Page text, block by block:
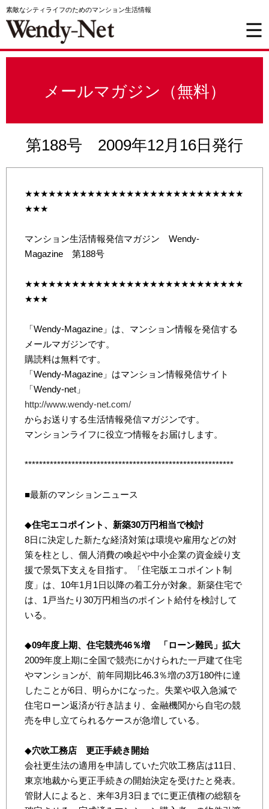
素敵なシティライフのためのマンション生活情報
メールマガジン（無料）
第188号 2009年12月16日発行
★★★★★★★★★★★★★★★★★★★★★★★★★★★★
★★★
マンション生活情報発信マガジン Wendy-
Magazine 第188号
★★★★★★★★★★★★★★★★★★★★★★★★★★★★
★★★
「Wendy-Magazine」は、マンション情報を発信する
メールマガジンです。
購読料は無料です。
「Wendy-Magazine」はマンション情報発信サイト
「Wendy-net」
http://www.wendy-net.com/
からお送りする生活情報発信マガジンです。
マンションライフに役立つ情報をお届けします。
**********************************************************
■最新のマンションニュース
◆住宅エコポイント、新築30万円相当で検討
8日に決定した新たな経済対策は環境や雇用などの対
策を柱とし、個人消費の喚起や中小企業の資金繰り支
援で景気下支えを目指す。「住宅版エコポイント制
度」は、10年1月1日以降の着工分が対象。新築住宅で
は、1戸当たり30万円相当のポイント給付を検討して
いる。
◆09年度上期、住宅競売46％増 「ローン難民」拡大
2009年度上期に全国で競売にかけられた一戸建て住宅
やマンションが、前年同期比46.3％増の3万180件に達
したことが6日、明らかになった。失業や収入急減で
住宅ローン返済が行き詰まり、金融機関から自宅の競
売を申し立てられるケースが急増している。
◆穴吹工務店 更正手続き開始
会社更生法の適用を申請していた穴吹工務店は11日、
東京地裁から更正手続きの開始決定を受けたと発表。
管財人によると、来年3月3日までに更正債権の総額を